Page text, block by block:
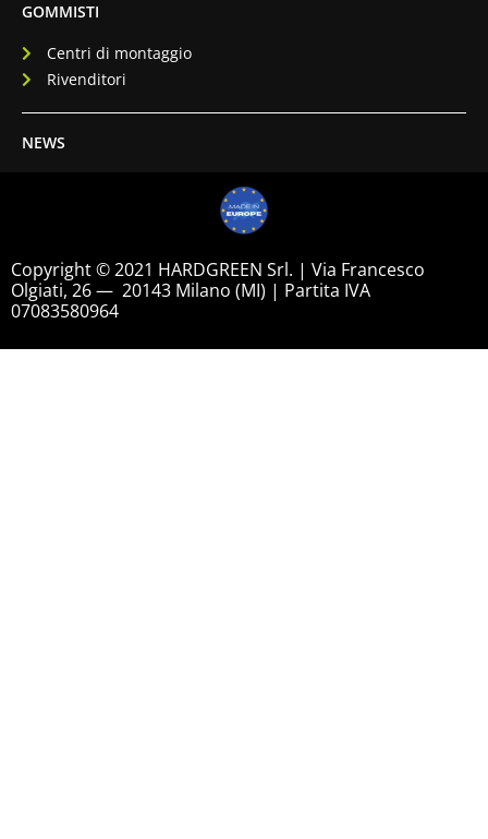
GOMMISTI
Centri di montaggio
Rivenditori
NEWS
Copyright © 2021 HARDGREEN Srl. | Via Francesco
Olgiati, 26 — 20143 Milano (MI) | Partita IVA
07083580964